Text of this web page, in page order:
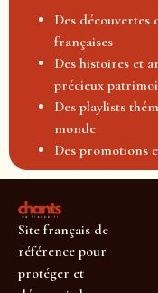
Des découvertes
françaises
Des histoires et
précieux
Des playlists
monde
Des promotions
Site français de
référence pour
protéger et